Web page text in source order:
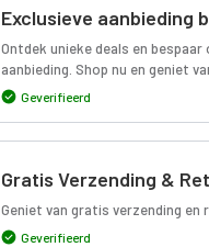
Exclusieve aanbieding
Ontdek unieke deals en
aanbieding. Shop nu en geniet
Geverifieerd
Gratis Verzending &
Geniet van gratis verzending en
Geverifieerd